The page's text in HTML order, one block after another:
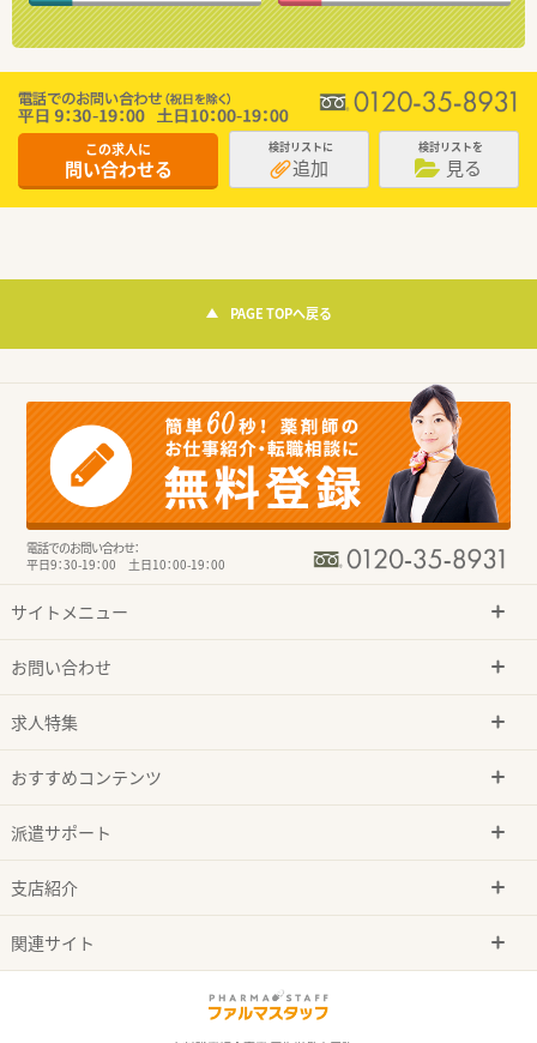
この求人に
問い合わせる
検討リストに
追加
検討リストを
見る
PAGE TOPへ戻る
電話でのお問い合わせ：
平日9：30-19：00 土日10：00-19：00
サイトメニュー
お問い合わせ
求人特集
おすすめコンテンツ
派遣サポート
支店紹介
関連サイト